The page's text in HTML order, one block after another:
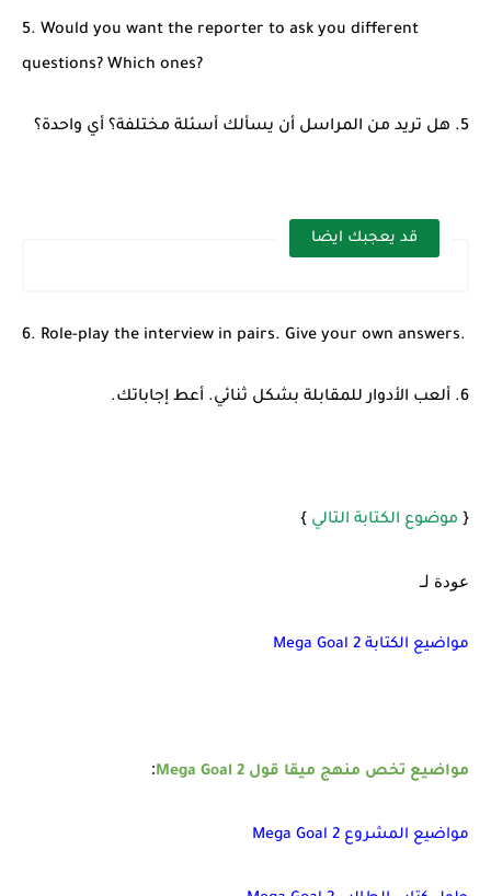
5. Would you want the reporter to ask you different
questions? Which ones?
5. هل تريد من المراسل أن يسألك أسئلة مختلفة؟ أي واحدة؟
قد يعجبك ايضا
6. Role-play the interview in pairs. Give your own answers.
6. ألعب الأدوار للمقابلة بشكل ثنائي. أعط إجاباتك.
{ موضوع الكتابة التالي }
عودة لـ
مواضيع الكتابة Mega Goal 2
مواضيع تخص منهج ميقا قول 2 Mega Goal :
مواضيع المشروع Mega Goal 2